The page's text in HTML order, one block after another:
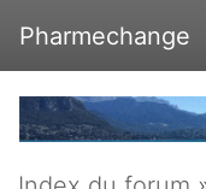
Pharmechange